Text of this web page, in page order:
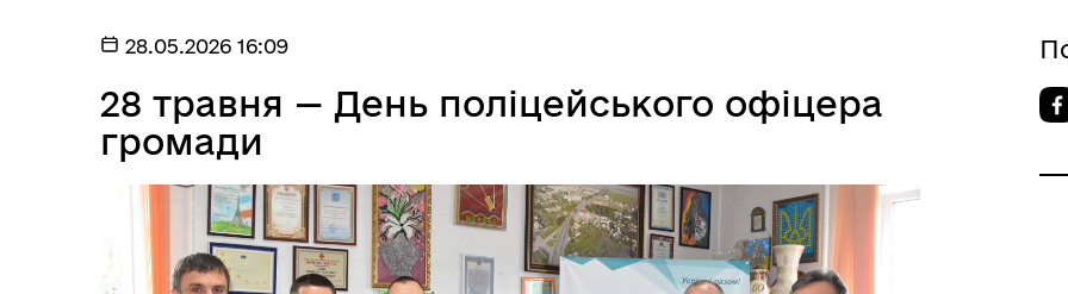
28.05.2026 16:09
28 травня — День поліцейського офіцера
громади